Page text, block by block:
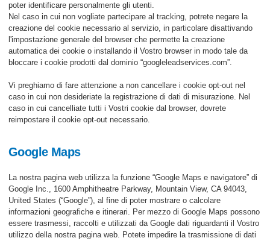
poter identificare personalmente gli utenti.
Nel caso in cui non vogliate partecipare al tracking, potrete negare la
creazione del cookie necessario al servizio, in particolare disattivando
l'impostazione generale del browser che permette la creazione
automatica dei cookie o installando il Vostro browser in modo tale da
bloccare i cookie prodotti dal dominio “googleleadservices.com”.
Vi preghiamo di fare attenzione a non cancellare i cookie opt-out nel
caso in cui non desideriate la registrazione di dati di misurazione. Nel
caso in cui cancelliate tutti i Vostri cookie dal browser, dovrete
reimpostare il cookie opt-out necessario.
Google Maps
La nostra pagina web utilizza la funzione “Google Maps e navigatore” di
Google Inc., 1600 Amphitheatre Parkway, Mountain View, CA 94043,
United States (“Google”), al fine di poter mostrare o calcolare
informazioni geografiche e itinerari. Per mezzo di Google Maps possono
essere trasmessi, raccolti e utilizzati da Google dati riguardanti il Vostro
utilizzo della nostra pagina web. Potete impedire la trasmissione di dati